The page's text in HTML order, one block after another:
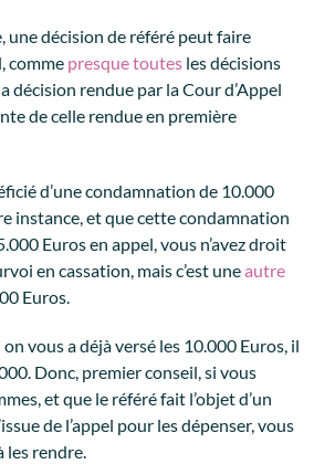
une décision de référé peut faire
comme presque toutes les décisions
décision rendue par la Cour d’Appel
de celle rendue en première
d’une condamnation de 10.000
instance, et que cette condamnation
Euros en appel, vous n’avez droit
en cassation, mais c’est uneautre
Euros.
vous a déjà versé les 10.000 Euros, il
Donc, premier conseil, si vous
et que le référé fait l’objet d’un
de l’appel pour les dépenser, vous
les rendre.